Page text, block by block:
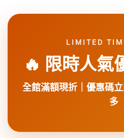
LIMITED
🔥 限時人氣
全館滿額現折｜優惠碼
多